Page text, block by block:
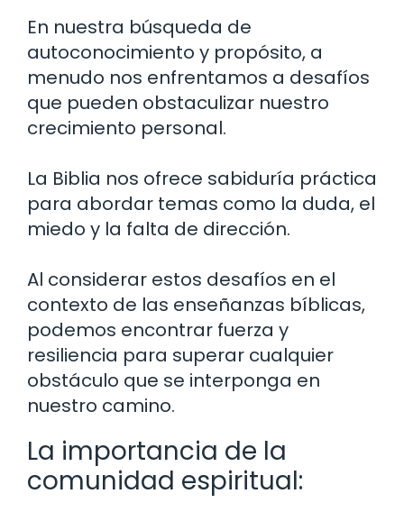
En nuestra búsqueda de
autoconocimiento y propósito, a
menudo nos enfrentamos a desafíos
que pueden obstaculizar nuestro
crecimiento personal.
La Biblia nos ofrece sabiduría práctica
para abordar temas como la duda, el
miedo y la falta de dirección.
Al considerar estos desafíos en el
contexto de las enseñanzas bíblicas,
podemos encontrar fuerza y ​​
resiliencia para superar cualquier
obstáculo que se interponga en
nuestro camino.
La importancia de la
comunidad espiritual: